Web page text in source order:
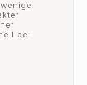
bei